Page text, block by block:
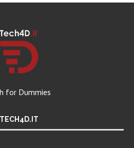
for Dummies
TECH4D.IT